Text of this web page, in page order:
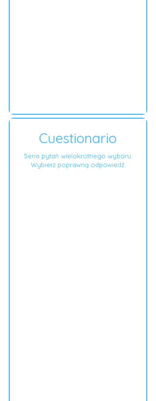
Cuestionario
Seria pytań wielokrotnego wyboru.
Wybierz poprawną odpowiedź.